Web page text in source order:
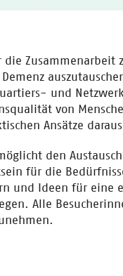
Zusammenarbeit
und
von
Ansätze
den
für die
und Ideen für eine
Alle